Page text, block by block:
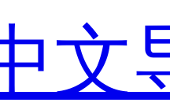
文